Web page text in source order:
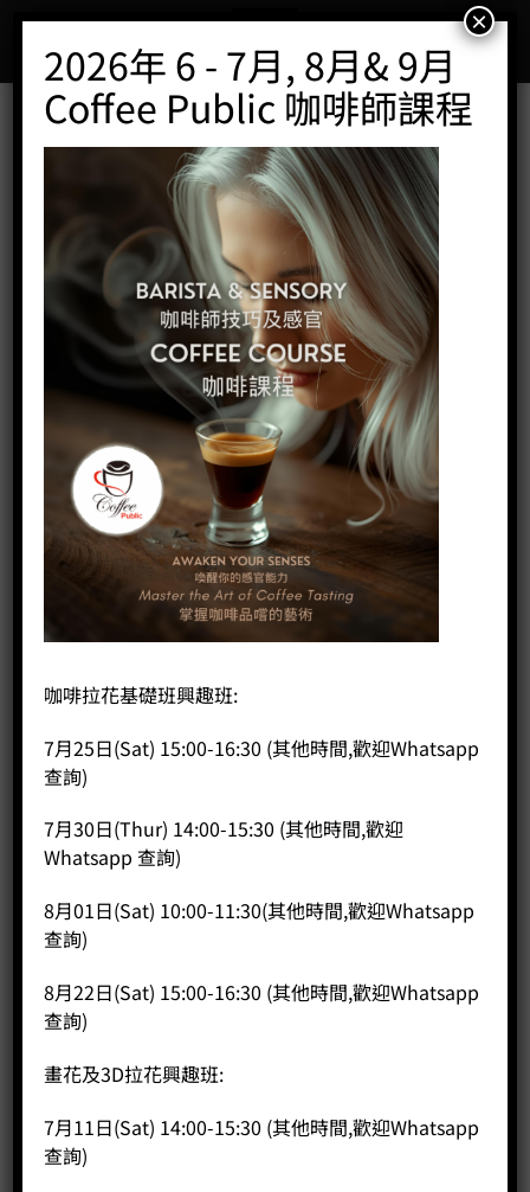
content
/ 咖啡器具品牌 / 其它
BV382510V細長嘴智能控溫不銹銅電水壺
HK$850.00
分類： 其它
商品說明
• Displays real time water temperature in Fahrenheit or
2026年 6 - 7月, 8月& 9月
Coffee Public 咖啡師課程
咖啡拉花基礎班興趣班:
7月25日(Sat) 15:00-16:30 (其他時間,歡迎Whatsapp
查詢)
7月30日(Thur) 14:00-15:30 (其他時間,歡迎
Whatsapp 查詢)
8月01日(Sat) 10:00-11:30(其他時間,歡迎Whatsapp
查詢)
8月22日(Sat) 15:00-16:30 (其他時間,歡迎Whatsapp
查詢)
畫花及3D拉花興趣班:
7月11日(Sat) 14:00-15:30 (其他時間,歡迎Whatsapp
查詢)
×